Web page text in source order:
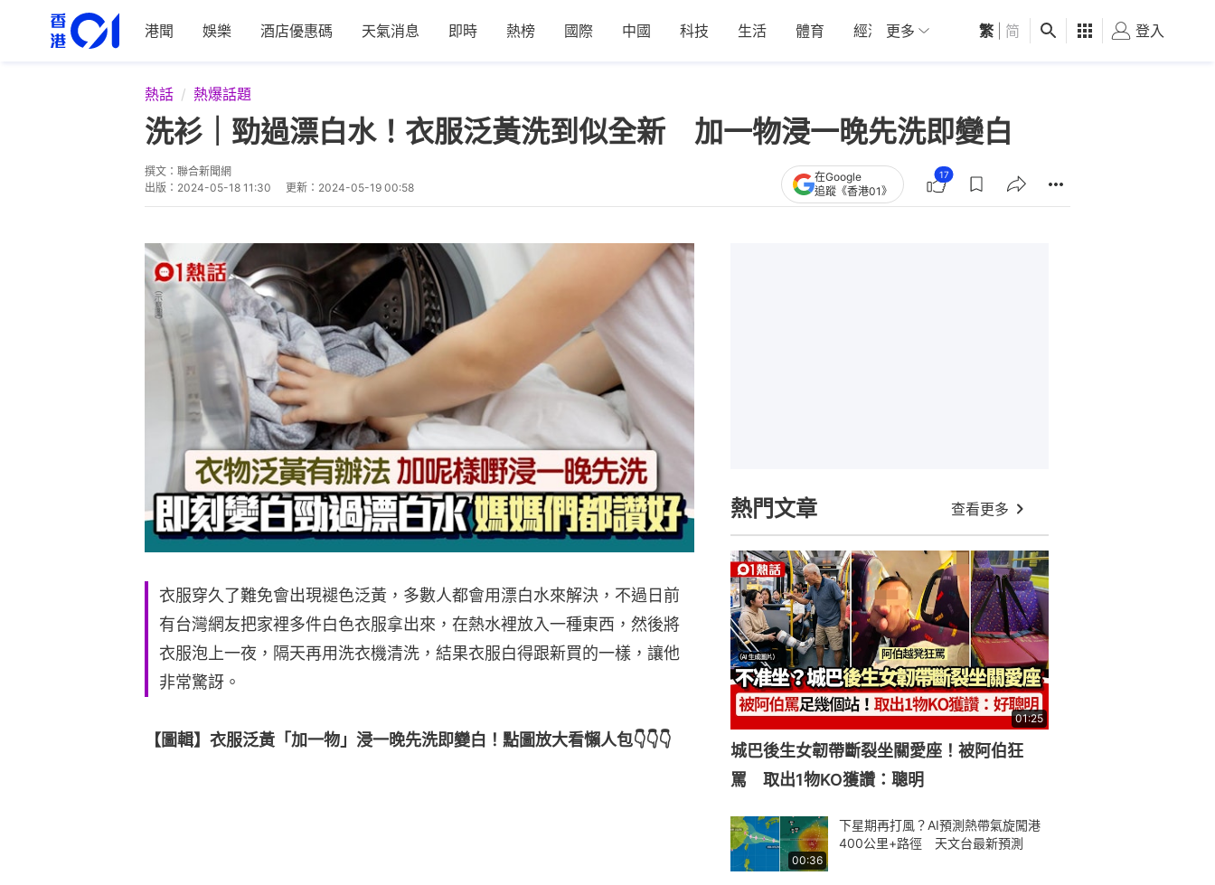
港聞 娛樂 酒店優惠碼 天氣消息 即時 熱榜 國際 中國 科技 生活 體育 經濟 01深圳 觀點 健康 好食玩飛
更多 繁 简 登入
熱話 熱爆話題
洗衫｜勁過漂白水！衣服泛黃洗到似全新 加一物浸一晚先洗即變白
撰文： 聯合新聞網
出版： 2024-05-18 11:30 更新： 2024-05-19 00:58
在Google
追蹤《香港01》
17
衣服穿久了難免會出現褪色泛黃，多數人都會用漂白水來解決，不過日前
有台灣網友把家裡多件白色衣服拿出來，在熱水裡放入一種東西，然後將
衣服泡上一夜，隔天再用洗衣機清洗，結果衣服白得跟新買的一樣，讓他
非常驚訝。
【圖輯】衣服泛黃「加一物」浸一晚先洗即變白！點圖放大看懶人包👇👇👇
熱門文章 查看更多
01:25
城巴後生女韌帶斷裂坐關愛座！被阿伯狂
罵 取出1物KO獲讚：聰明
00:36
下星期再打風？AI預測熱帶氣旋闖港
400公里+路徑 天文台最新預測